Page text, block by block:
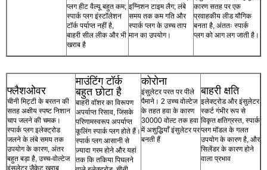
प्लग हीट वैल्यू बहुत कम;
स्पार्क प्लग इंस्टॉलेशन
टॉर्क पर्याप्त नहीं है,
बाहरी सील लीक और भी
खराब है
इग्निशन टाइम लैग; लंबे
समय तक कम गति और
स्पार्क प्लग के उच्च ताप
मान का उपयोग।
कारण सतह पर एक
प्रवाहकीय लीड यौगिक
बनता है, अंततः स्पार्क
प्लग को आग लग जाती है।
फ्लैशओवर
चीनी मिट्टी के बरतन की
सतह अक्षीय स्पष्ट निशान
चाप जलने की चमक।
स्पार्क प्लग इलेक्ट्रोड
जलने के लंबे समय तक
उपयोग के कारण, अंतर
बहुत बड़ा है, उच्च-वोल्टेज
माउंटिंग टॉर्क
बहुत छोटा है
बाहरी वॉशर का विरूपण
अपर्याप्त रिसाव, जिसके
परिणामस्वरूप अपर्याप्त
कूलिंग स्पार्क प्लग होते हैं।
स्पार्क प्लग आसानी से
ज़्यादा गरम होने और यहां
तक ​​कि तकिया पिघलने
कोरोना
इंसुलेटर परत पर पीले
पैमाने। 2 उच्च वोल्टेज
के तहत हवा के कारण
30000 वोल्ट तक हवा
में अशुद्धियाँ इंसुलेटर पर
बनती हैं
बाहरी क्षति
इलेक्ट्रोड और इंसुलेटर
स्कर्ट गंभीर रूप से
विकृत क्षतिग्रस्त, स्पार्क
प्लग मॉडल के गलत
उपयोग के कारण है, और
सिलेंडर के कारण होने
वाला प्रभाव